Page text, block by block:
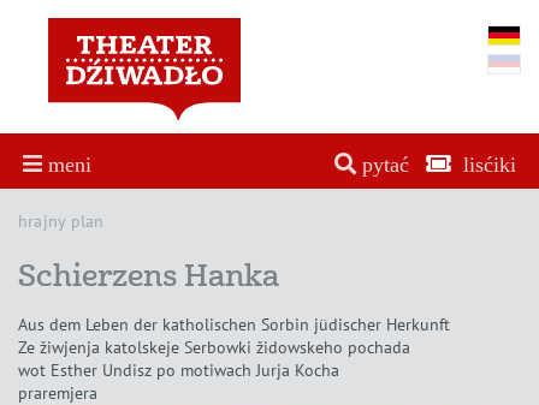
meni pytać lisćiki
hrajny plan
Schierzens Hanka
Aus dem Leben der katholischen Sorbin jüdischer Herkunft
Ze žiwjenja katolskeje Serbowki židowskeho pochada
wot Esther Undisz po motiwach Jurja Kocha
praremjera